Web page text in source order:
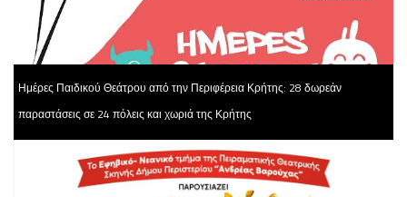
Ημέρες Παιδικού Θεάτρου από την Περιφέρεια Κρήτης: 28 δωρεάν
παραστάσεις σε 24 πόλεις και χωριά της Κρήτης